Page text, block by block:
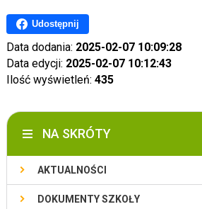
Udostępnij
Data dodania: 2025-02-07 10:09:28
Data edycji: 2025-02-07 10:12:43
Ilość wyświetleń: 435
NA SKRÓTY
AKTUALNOŚCI
DOKUMENTY SZKOŁY